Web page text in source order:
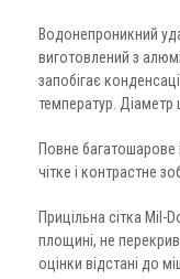
Водонепроникний
виготовлений з
запобігає
температур. Діаметр
Повне багатошарове
чітке і контрастне
Прицільна сітка Mil-
площині, не
оцінки відстані до